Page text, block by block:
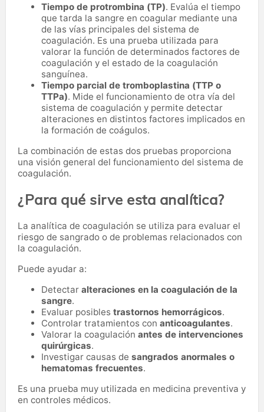
Tiempo de protrombina (TP). Evalúa el tiempo
que tarda la sangre en coagular mediante una
de las vías principales del sistema de
coagulación. Es una prueba utilizada para
valorar la función de determinados factores de
coagulación y el estado de la coagulación
sanguínea.
Tiempo parcial de tromboplastina (TTP o
TTPa). Mide el funcionamiento de otra vía del
sistema de coagulación y permite detectar
alteraciones en distintos factores implicados en
la formación de coágulos.
La combinación de estas dos pruebas proporciona
una visión general del funcionamiento del sistema de
coagulación.
¿Para qué sirve esta analítica?
La analítica de coagulación se utiliza para evaluar el
riesgo de sangrado o de problemas relacionados con
la coagulación.
Puede ayudar a:
Detectar alteraciones en la coagulación de la
sangre.
Evaluar posibles trastornos hemorrágicos.
Controlar tratamientos con anticoagulantes.
Valorar la coagulación antes de intervenciones
quirúrgicas.
Investigar causas de sangrados anormales o
hematomas frecuentes.
Es una prueba muy utilizada en medicina preventiva y
en controles médicos.